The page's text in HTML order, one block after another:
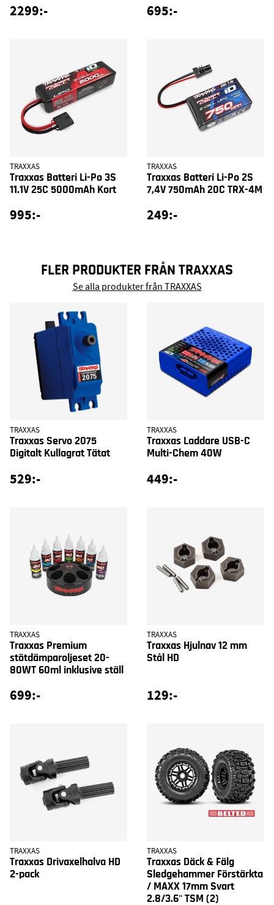
2299:- 695:-
TRAXXAS
Traxxas Batteri Li-Po 3S
11.1V 25C 5000mAh Kort
995:-
TRAXXAS
Traxxas Batteri Li-Po 2S
7,4V 750mAh 20C TRX-4M
249:-
FLER PRODUKTER FRÅN TRAXXAS
Se alla produkter från TRAXXAS
TRAXXAS
Traxxas Servo 2075
Digitalt Kullagrat Tätat
529:-
TRAXXAS
Traxxas Laddare USB-C
Multi-Chem 40W
449:-
TRAXXAS
Traxxas Premium
stötdämparoljeset 20-
80WT 60ml inklusive ställ
699:-
TRAXXAS
Traxxas Hjulnav 12 mm
Stål HD
129:-
TRAXXAS
Traxxas Drivaxelhalva HD
2-pack
TRAXXAS
Traxxas Däck & Fälg
Sledgehammer Förstärkta
/ MAXX 17mm Svart
2.8/3.6'' TSM (2)